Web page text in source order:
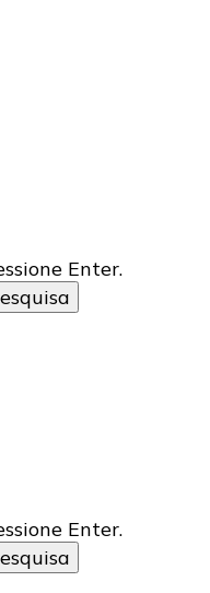
PortateisEnter.
Portateis
Enter.